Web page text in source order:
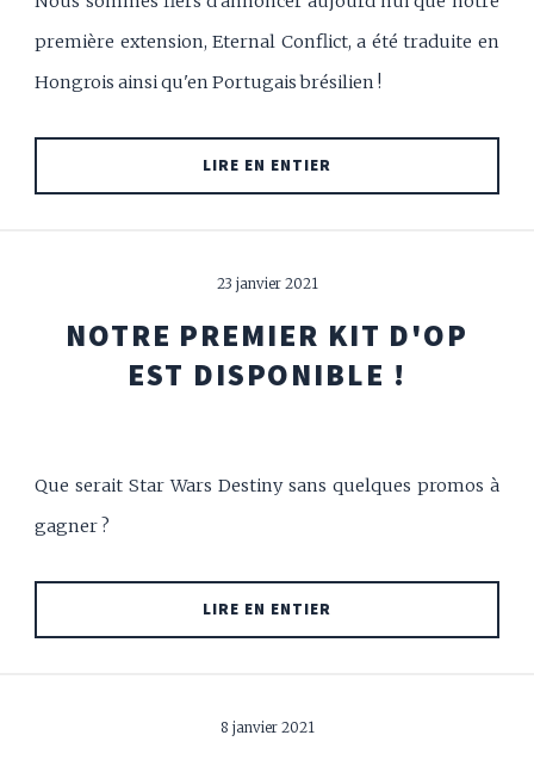
première extension, Eternal Conflict, a été traduite en
Hongrois ainsi qu'en Portugais brésilien !
LIRE EN ENTIER
23 janvier 2021
NOTRE PREMIER KIT D'OP
EST DISPONIBLE !
Que serait Star Wars Destiny sans quelques promos à
gagner ?
LIRE EN ENTIER
8 janvier 2021